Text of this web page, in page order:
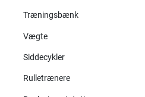
Træningsbænk
Vægte
Siddecykler
Rulletrænere